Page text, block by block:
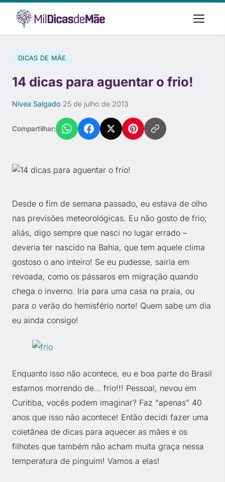
DICAS DE MÃE
14 dicas para aguentar o frio!
Nívea Salgado 25 de julho de 2013
Compartilhar:
Desde o fim de semana passado, eu estava de olho
nas previsões meteorológicas. Eu não gosto de frio;
aliás, digo sempre que nasci no lugar errado –
deveria ter nascido na Bahia, que tem aquele clima
gostoso o ano inteiro! Se eu pudesse, sairia em
revoada, como os pássaros em migração quando
chega o inverno. Iria para uma casa na praia, ou
para o verão do hemisfério norte! Quem sabe um dia
eu ainda consigo!
Enquanto isso não acontece, eu e boa parte do Brasil
estamos morrendo de… frio!!! Pessoal, nevou em
Curitiba, vocês podem imaginar? Faz “apenas” 40
anos que isso não acontece! Então decidi fazer uma
coletânea de dicas para aquecer as mães e os
filhotes que também não acham muita graça nessa
temperatura de pinguim! Vamos a elas!